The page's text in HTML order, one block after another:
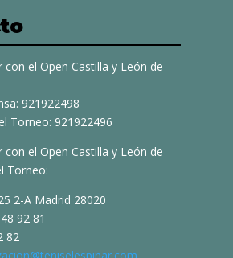
con el Open Castilla y León de
921922498
Torneo: 921922496
con el Open Castilla y León de
Torneo:
2-A Madrid 28020
92 81
82